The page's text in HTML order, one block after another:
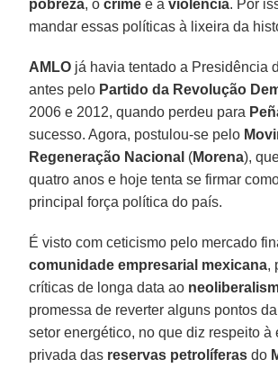
pobreza, o crimee a violência. Por
mandar essas políticas à lixeira da
AMLO já havia tentado a Presidência
antes pelo Partido da Revolução
2006 e 2012, quando perdeu para
sucesso. Agora, postulou-se pelo
Regeneração Nacional (Morena),
quatro anos e hoje tenta se firmar
principal força política do país.
É visto com ceticismo pelo mercado
comunidade empresarial mexicana,
críticas de longa data ao
promessa de reverter alguns pontos
setor energético, no que diz respeito à
privada das reservas petrolíferasdo